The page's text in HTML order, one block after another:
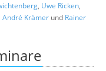
, Uwe Ricken,
André Krämer und Rainer